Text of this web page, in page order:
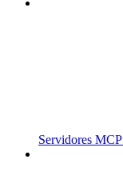
Servidores